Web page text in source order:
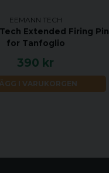
EEMANN TECH
Extended Firing Pin
for Tanfoglio
390 kr
I VARUKORGEN